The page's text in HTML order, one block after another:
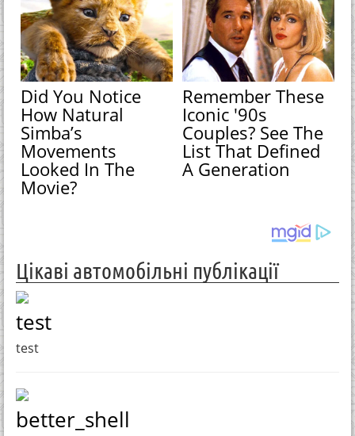
Did You Notice
How Natural
Simba’s
Movements
Looked In The
Movie?
Remember These
Iconic '90s
Couples? See The
List That Defined
A Generation
Цікаві автомобільні публікації
test
test
better_shell